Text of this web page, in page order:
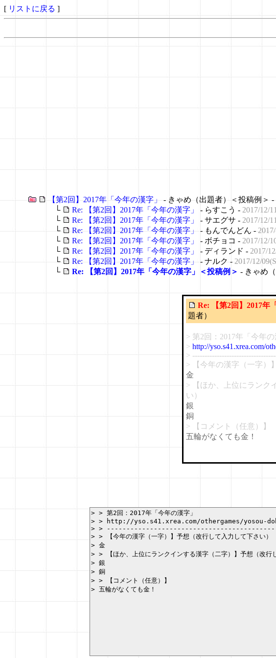
[ リストに戻る ]
【第2回】2017年「今年の漢字」 - きゃめ（出題者）＜投稿例＞ -
└
Re: 【第2回】2017年「今年の漢字」 - らすこう - 2017/12/
└
Re: 【第2回】2017年「今年の漢字」 - サエグサ - 2017/12/
└
Re: 【第2回】2017年「今年の漢字」 - もんでんどん -
└
Re: 【第2回】2017年「今年の漢字」 - ボチョコ - 2017/12/
└
Re: 【第2回】2017年「今年の漢字」 - ディランド - 2017/
└
Re: 【第2回】2017年「今年の漢字」 - ナルク - 2017/12/
└
Re: 【第2回】2017年「今年の漢字」＜投稿例＞ - きゃめ
Re: 【第2回】2017年
題者）
> 第2回：2017年「今年の
> http://yso.s41.xrea.com/
>
> 【今年の漢字（一字）
金
> 【ほか、上位にランク
い）
銀
銅
> 【コメント（任意）】
五輪がなくても金！